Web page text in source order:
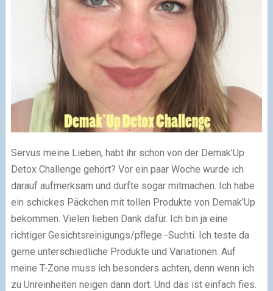
Servus meine Lieben, habt ihr schon von der Demak’Up
Detox Challenge gehört? Vor ein paar Woche wurde ich
darauf aufmerksam und durfte sogar mitmachen. Ich habe
ein schickes Päckchen mit tollen Produkte von Demak’Up
bekommen. Vielen lieben Dank dafür. Ich bin ja eine
richtiger Gesichtsreinigungs/pflege -Suchti. Ich teste da
gerne unterschiedliche Produkte und Variationen. Auf
meine T-Zone muss ich besonders achten, denn wenn ich
zu Unreinheiten neigen dann dort. Und das ist einfach fies.